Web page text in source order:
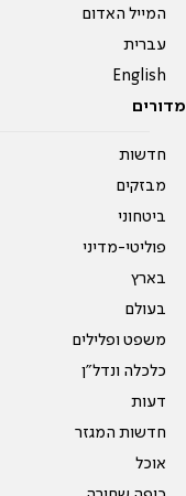
המייל האדום
עברית
English
מדורים
חדשות
מבזקים
ביטחוני
פוליטי-מדיני
בארץ
בעולם
משפט ופלילים
כלכלה ונדל"ן
דעות
חדשות המגזר
אוכל